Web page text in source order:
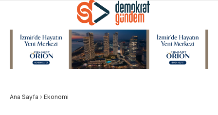
Ana Sayfa › Ekonomi